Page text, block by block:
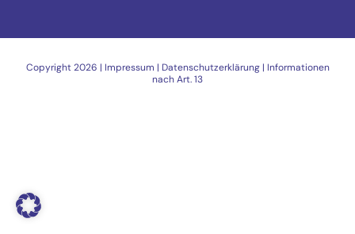
Copyright2026 | Impressum | Datenschutzerklärung| Informationen
nach Art. 13